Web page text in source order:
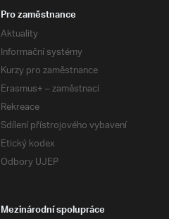
Pro zaměstnance
Aktuality
Informační systémy
Kurzy pro zaměstnance
Erasmus+ – zaměstnaci
Rekreace
Sdílení přístrojového vybavení
Etický kodex
Odbory UJEP
Mezinárodní spolupráce